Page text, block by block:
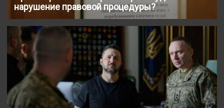
нарушение правовой процедуры?